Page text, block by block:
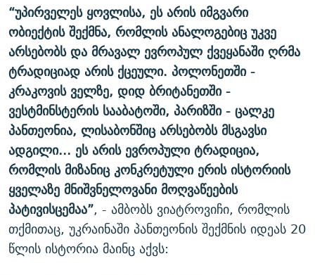
“უპირველეს ყოვლისა, ეს არის იმგვარი
ობიექტის შექმნა, რომლის ანალოგებიც უკვე
არსებობს და მრავალ ევროპულ ქვეყანაში ღრმა
ტრადიციად არის ქცეული. პოლონეთში -
კრაკოვის ველზე, დიდ ბრიტანეთში -
ვესტმინსტერის სააბატოში, პარიზში - ცალკე
პანთეონია, ლისაბონშიც არსებობს მსგავსი
ადგილი... ეს არის ევროპული ტრადიცია,
რომლის მიზანიც კონკრეტული ერის ისტორიის
ყველაზე მნიშვნელოვანი მოღვაწეების
პატივისცემაა”, - ამბობს ვიატროვიჩი, რომლის
თქმითაც, უკრაინაში პანთეონის შექმნის იდეას 20
წლის ისტორია მაინც აქვს: